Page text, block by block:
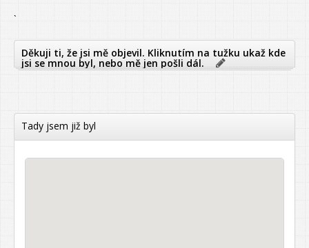
`
Děkuji ti, že jsi mě objevil. Kliknutím na tužku ukaž kde
jsi se mnou byl, nebo mě jen pošli dál.
Tady jsem již byl